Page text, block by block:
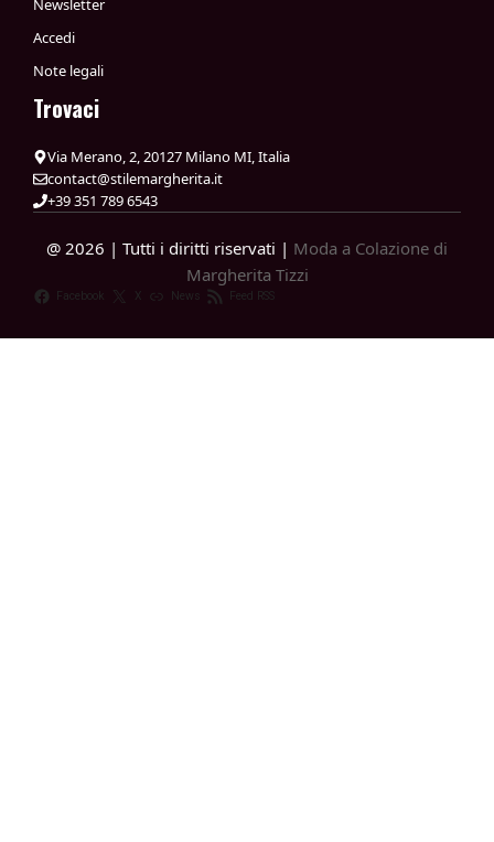
Newsletter
Accedi
Note legali
Trovaci
Via Merano, 2, 20127 Milano MI, Italia
contact@stilemargherita.it
+39 351 789 6543
@ 2026 | Tutti i diritti riservati | Moda a Colazione di
Margherita Tizzi
Facebook X News Feed RSS